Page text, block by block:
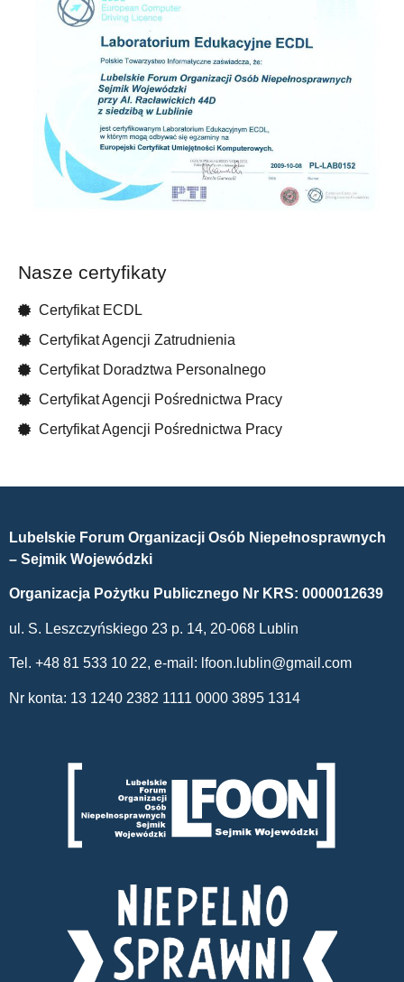
Nasze certyfikaty
Certyfikat ECDL
Certyfikat Agencji Zatrudnienia
Certyfikat Doradztwa Personalnego
Certyfikat Agencji Pośrednictwa Pracy
Certyfikat Agencji Pośrednictwa Pracy
Lubelskie Forum Organizacji Osób Niepełnosprawnych
– Sejmik Wojewódzki
Organizacja Pożytku Publicznego Nr KRS: 0000012639
ul. S. Leszczyńskiego 23 p. 14, 20-068 Lublin
Tel. +48 81 533 10 22, e-mail: lfoon.lublin@gmail.com
Nr konta: 13 1240 2382 1111 0000 3895 1314